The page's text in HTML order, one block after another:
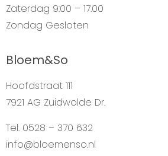
Zaterdag 9:00 – 17.00
Zondag Gesloten
Bloem&So
Hoofdstraat 111
7921 AG Zuidwolde Dr.
Tel. 0528 – 370 632
info@bloemenso.nl